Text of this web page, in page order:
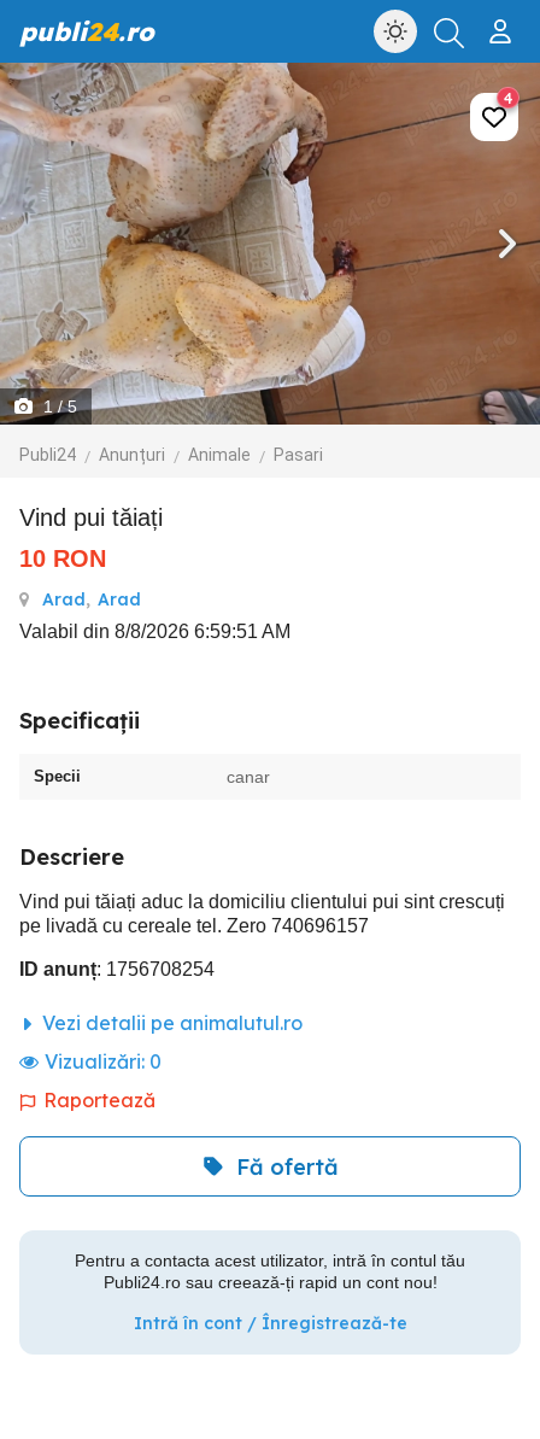
publi24.ro
1 / 5
Publi24 Anunțuri Animale Pasari
4
Vind pui tăiați
10 RON
Arad, Arad
Valabil din 8/8/2026 6:59:51 AM
Specificații
Specii canar
Descriere
Vind pui tăiați aduc la domiciliu clientului pui sint crescuți
pe livadă cu cereale tel. Zero 740696157
ID anunț: 1756708254
Vezi detalii pe animalutul.ro
Vizualizări: 0
Raportează
Fă ofertă
Pentru a contacta acest utilizator, intră în contul tău
Publi24.ro sau creează-ți rapid un cont nou!
Intră în cont / Înregistrează-te